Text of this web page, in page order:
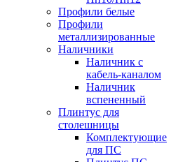
Профили белые
Профили
металлизированные
Наличники
Наличник с
кабель-каналом
Наличник
вспененный
Плинтус для
столешницы
Комплектующие
для ПС